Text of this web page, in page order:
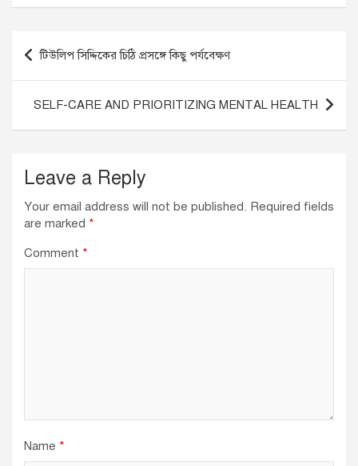
c
e
b
o
o
k
e
dI
n
at
A
p
p
ail
Post
navigation
টিউলিপ সিদ্দিকের চিঠি প্রসঙ্গে কিছু পর্যবেক্ষণ
SELF-CARE AND PRIORITIZING MENTAL HEALTH
Leave a Reply
Your email address will not be published. Required fields
are marked *
Comment *
Name *